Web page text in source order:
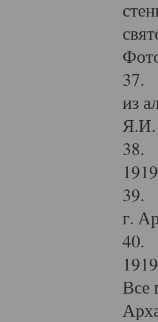
37.
из
Я.И.
38.
39.
г.
40.
Все